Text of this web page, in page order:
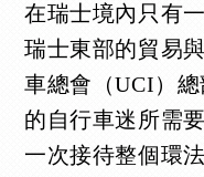
在瑞士境內只有
瑞士東部的貿易
車總會（UCI）
的自行車迷所需
一次接待整個環